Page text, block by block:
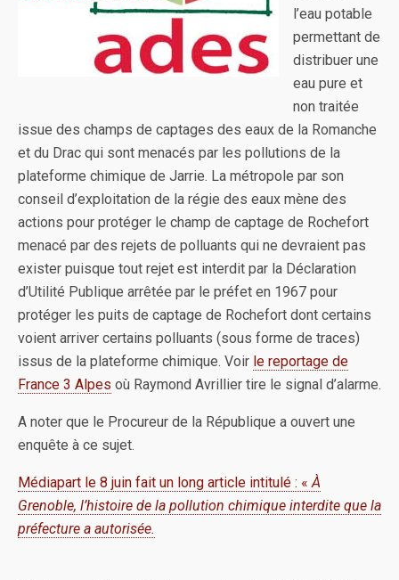
l’eau potable
permettant de
distribuer une
eau pure et
non traitée
issue des champs de captages des eaux de la Romanche
et du Drac qui sont menacés par les pollutions de la
plateforme chimique de Jarrie. La métropole par son
conseil d’exploitation de la régie des eaux mène des
actions pour protéger le champ de captage de Rochefort
menacé par des rejets de polluants qui ne devraient pas
exister puisque tout rejet est interdit par la Déclaration
d’Utilité Publique arrêtée par le préfet en 1967 pour
protéger les puits de captage de Rochefort dont certains
voient arriver certains polluants (sous forme de traces)
issus de la plateforme chimique. Voir le reportage de
France 3 Alpes où Raymond Avrillier tire le signal d’alarme.
A noter que le Procureur de la République a ouvert une
enquête à ce sujet.
Médiapart le 8 juin fait un long article intitulé : «À
Grenoble, l’histoire de la pollution chimique interdite que la
préfecture a autorisée.